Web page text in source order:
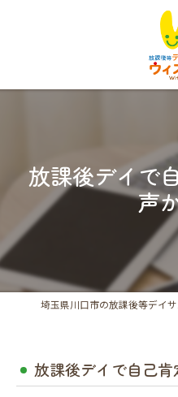
放課後デイで
声
放課後デイで自己